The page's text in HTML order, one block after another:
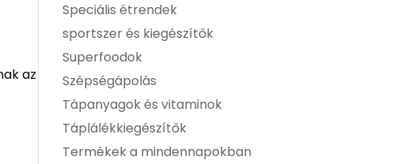
az
Speciális étrendek
sportszer és kiegészítők
Superfoodok
Szépségápolás
Tápanyagok és vitaminok
Táplálékkiegészítők
Termékek a mindennapokban